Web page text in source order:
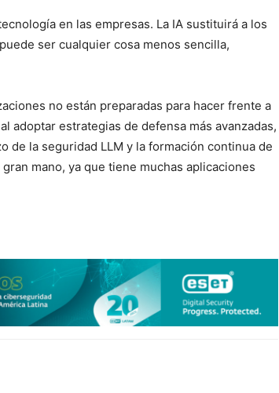
en las empresas. La IA sustituirá a los
ser cualquier cosa menos sencilla,
no están preparadas para hacer frente a
adoptar estrategias de defensa más avanzadas,
de la seguridad LLM y la formación continua de
mano, ya que tiene muchas aplicaciones